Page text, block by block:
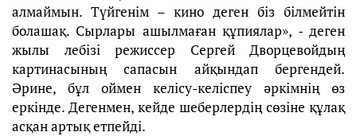
алмаймын. Түйгенім – кино деген біз білмейтін
болашақ. Сырлары ашылмаған құпиялар», - деген
жылы лебізі режиссер Сергей Дворцевойдың
картинасының сапасын айқындап бергендей.
Әрине, бұл оймен келісу-келіспеу әркімнің өз
еркінде. Дегенмен, кейде шеберлердің сөзіне құлақ
асқан артық етпейді.